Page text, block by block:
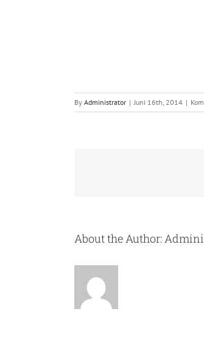
By Administrator | Juni 16th, 2014 |
About the Author: